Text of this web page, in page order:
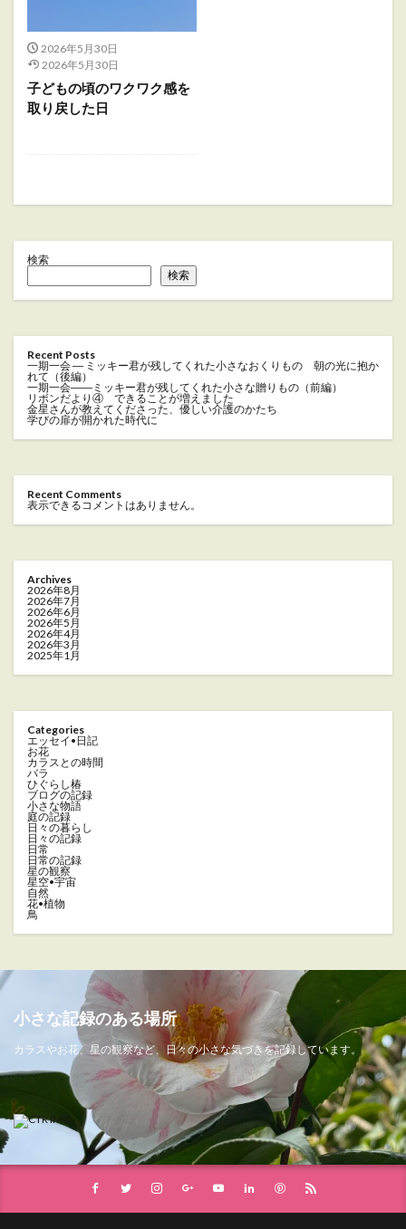
2026年5月30日
2026年5月30日
子どもの頃のワクワク感を
取り戻した日
検索
検索
Recent Posts
一期一会 ― ミッキー君が残してくれた小さなおくりもの 朝の光に抱か
れて（後編）
一期一会――ミッキー君が残してくれた小さな贈りもの（前編）
リボンだより④ できることが増えました
金星さんが教えてくださった、優しい介護のかたち
学びの扉が開かれた時代に
Recent Comments
表示できるコメントはありません。
Archives
2026年8月
2026年7月
2026年6月
2026年5月
2026年4月
2026年3月
2025年1月
Categories
エッセイ•日記
お花
カラスとの時間
バラ
ひぐらし椿
ブログの記録
小さな物語
庭の記録
日々の暮らし
日々の記録
日常
日常の記録
星の観察
星空•宇宙
自然
花•植物
鳥
小さな記録のある場所
カラスやお花、星の観察など、日々の小さな気づきを記録しています。